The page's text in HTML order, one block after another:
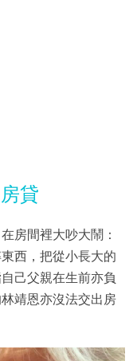
貸
房間裡大吵大鬧：
西，把從小長大的
己父親在生前亦負
靖恩亦沒法交出房